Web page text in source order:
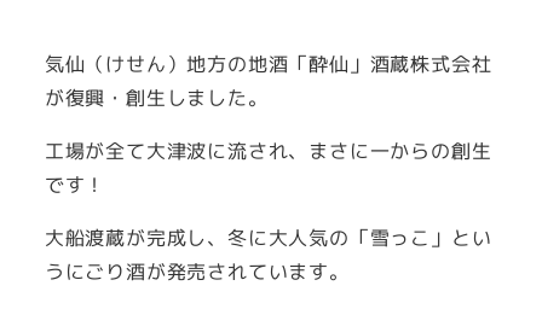
気仙（けせん）地方の地酒「酔仙」酒蔵株式会社
が復興・創生しました。
工場が全て大津波に流され、まさに一からの創生
です！
大船渡蔵が完成し、冬に大人気の「雪っこ」とい
うにごり酒が発売されています。